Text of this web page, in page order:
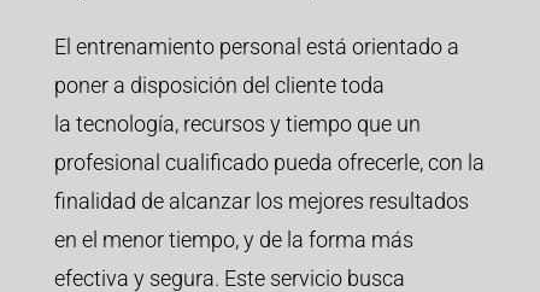
El entrenamiento personal está orientado a
poner a disposición del cliente toda
la tecnología, recursos y tiempo que un
profesional cualificado pueda ofrecerle, con la
finalidad de alcanzar los mejores resultados
en el menor tiempo, y de la forma más
efectiva y segura. Este servicio busca